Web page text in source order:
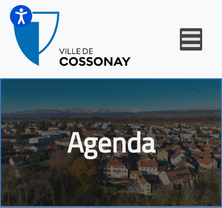
Agenda